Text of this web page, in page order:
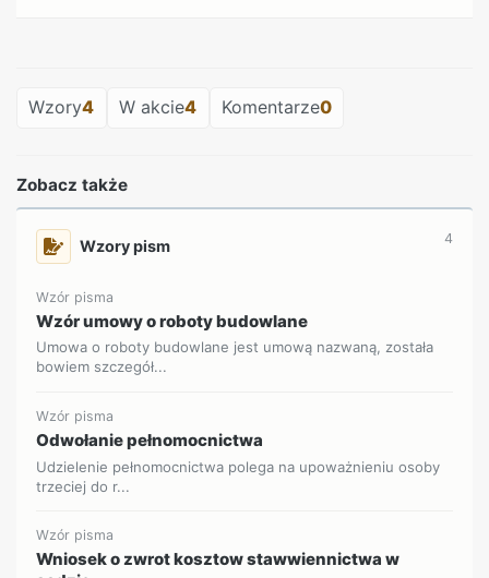
Wzory4 W akcie4 Komentarze0
Zobacz także
Wzory pism 4
Wzór pisma
Wzór umowy o roboty budowlane
Umowa o roboty budowlane jest umową nazwaną, została
bowiem szczegół...
Wzór pisma
Odwołanie pełnomocnictwa
Udzielenie pełnomocnictwa polega na upoważnieniu osoby
trzeciej do r...
Wzór pisma
Wniosek o zwrot kosztow stawwiennictwa w